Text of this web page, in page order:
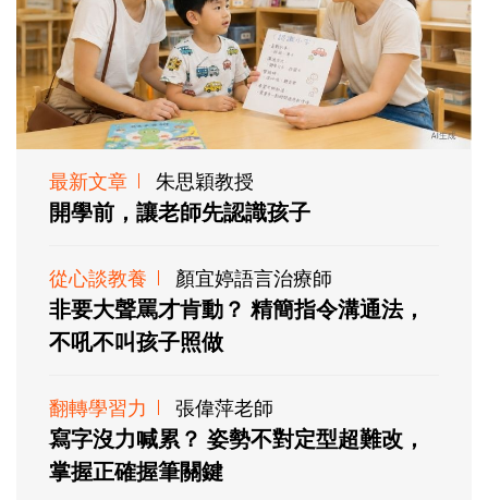
最新文章 朱思穎教授
開學前，讓老師先認識孩子
從心談教養 顏宜婷語言治療師
非要大聲罵才肯動？ 精簡指令溝通法，
不吼不叫孩子照做
翻轉學習力 張偉萍老師
寫字沒力喊累？ 姿勢不對定型超難改，
掌握正確握筆關鍵